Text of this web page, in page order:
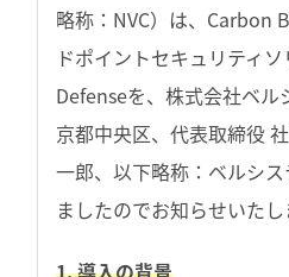
略称：NVC）は、Carbon
ドポイントセキュリティ
Defenseを、株式会社ベル
京都中央区、代表取締役
一郎、以下略称：ベルシ
ましたのでお知らせいたし
1. 導入の背景